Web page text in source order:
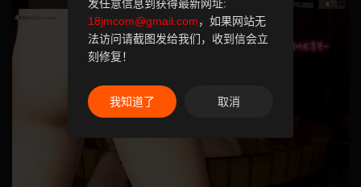
发任意信息到获得最新网址:
18jmcom@gmail.com，如果网站无
法访问请截图发给我们，收到信会立
刻修复！
我知道了 取消